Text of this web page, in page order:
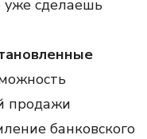
уже сделаешь
продажи
банковского